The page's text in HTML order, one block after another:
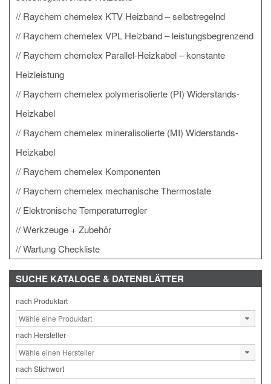
Raychem chemelex KTV Heizband – selbstregelnd
Raychem chemelex VPL Heizband – leistungsbegrenzend
Raychem chemelex Parallel-Heizkabel – konstante
Heizleistung
Raychem chemelex polymerisolierte (PI) Widerstands-
Heizkabel
Raychem chemelex mineralisolierte (MI) Widerstands-
Heizkabel
Raychem chemelex Komponenten
Raychem chemelex mechanische Thermostate
Elektronische Temperaturregler
Werkzeuge + Zubehör
Wartung Checkliste
SUCHE KATALOGE & DATENBLÄTTER
nach Produktart
nach Hersteller
nach Stichwort